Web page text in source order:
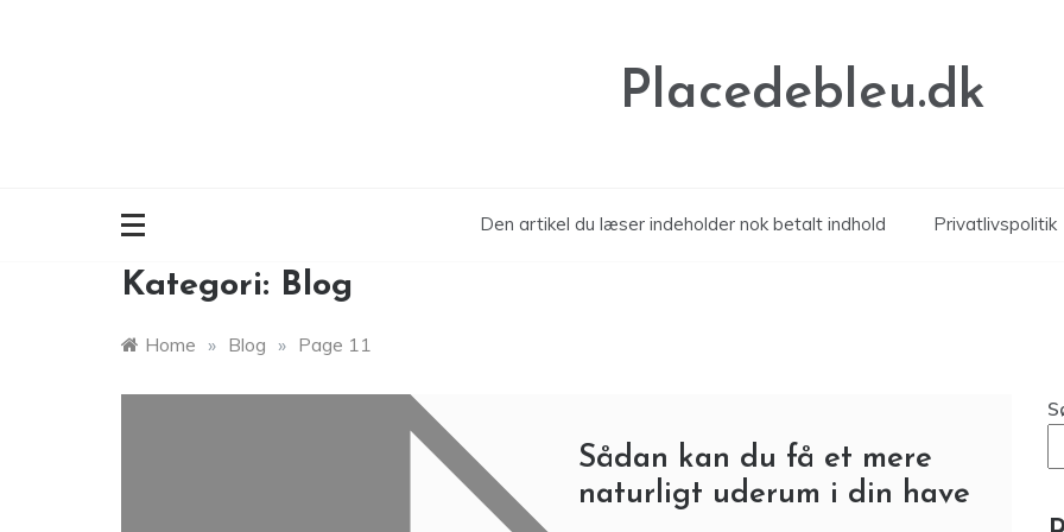
Placedebleu.dk
Den artikel du læser indeholder nok betalt indhold Privatlivspolitik
Kategori: Blog
Home » Blog » Page 11
Sådan kan du få et mere
naturligt uderum i din have